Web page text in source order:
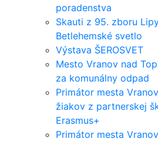
poradenstva
Skauti z 95. zboru
Betlehemské svetlo
Výstava ŠEROSVET
Mesto Vranov nad
za komunálny odpad
Primátor mesta
žiakov z partnerskej
Erasmus+
Primátor mesta